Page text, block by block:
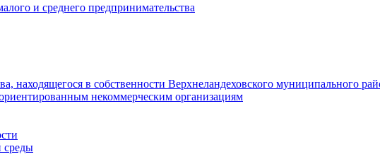
и среднего предпринимательства
находящегося в собственности Верхнеландеховского муниципального
некоммерческим организациям
среды